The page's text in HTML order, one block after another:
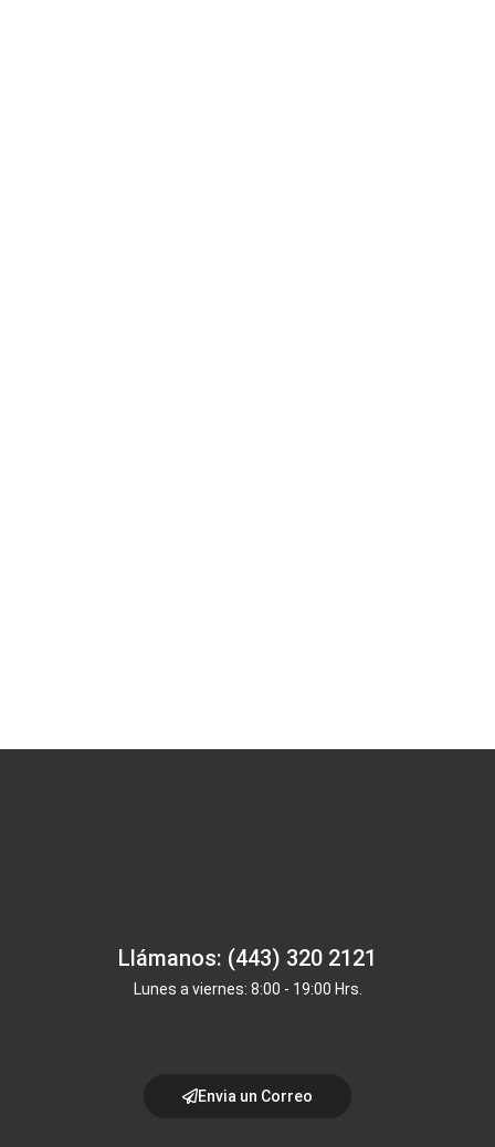
Llámanos: (443) 320 2121
Lunes a viernes: 8:00 - 19:00 Hrs.
Envia un Correo